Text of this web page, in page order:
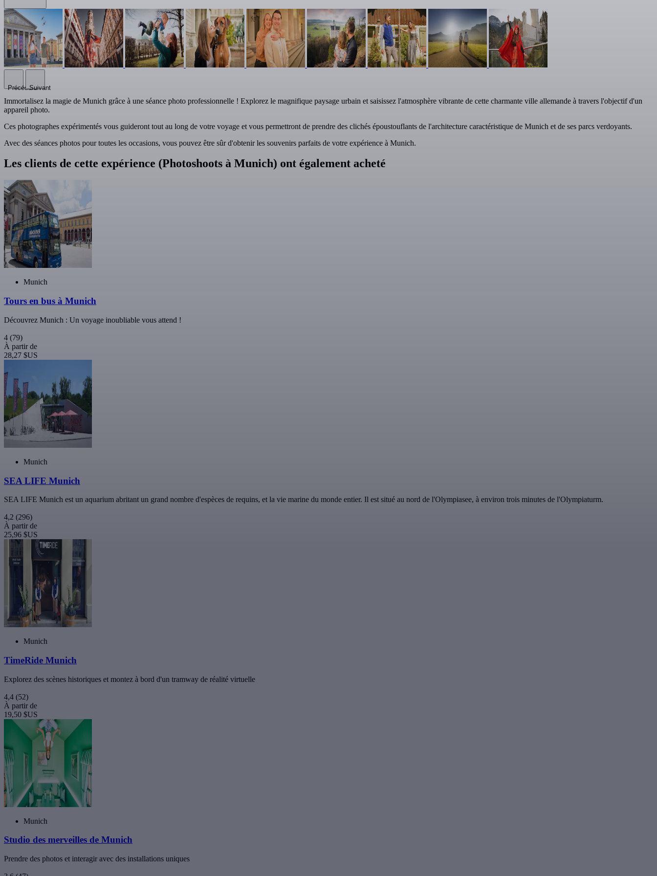
PrécédentSuivant
Immortalisez la magie de Munich grâce à une séance photo professionnelle ! Explorez le magnifique paysage urbain et saisissez l'atmosphère vibrante de cette charmante ville allemande à travers l'objectif d'un
appareil photo.
Ces photographes expérimentés vous guideront tout au long de votre voyage et vous permettront de prendre des clichés époustouflants de l'architecture caractéristique de Munich et de ses parcs verdoyants.
Avec des séances photos pour toutes les occasions, vous pouvez être sûr d'obtenir les souvenirs parfaits de votre expérience à Munich.
Les clients de cette expérience (Photoshoots à Munich) ont également acheté
Munich
Tours en bus à Munich
Découvrez Munich : Un voyage inoubliable vous attend !
4 (79)
À partir de
28,27 $US
Munich
SEA LIFE Munich
SEA LIFE Munich est un aquarium abritant un grand nombre d'espèces de requins, et la vie marine du monde entier. Il est situé au nord de l'Olympiasee, à environ trois minutes de l'Olympiaturm.
4,2 (296)
À partir de
25,96 $US
Munich
TimeRide Munich
Explorez des scènes historiques et montez à bord d'un tramway de réalité virtuelle
4,4 (52)
À partir de
19,50 $US
Munich
Studio des merveilles de Munich
Prendre des photos et interagir avec des installations uniques